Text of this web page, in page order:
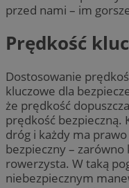
przed nami – im
Prędkość
Dostosowanie
kluczowe dla
że prędkość
prędkość bezpieczną.
dróg i każdy ma
bezpieczny – zarówno
rowerzysta. W taką
niebezpiecznym